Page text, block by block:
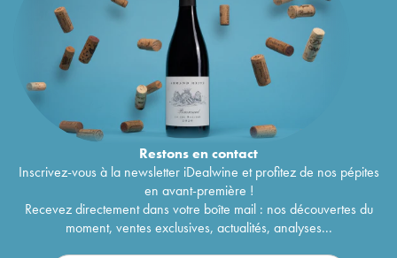
Restons encontact
Inscrivez-vous à la newsletter iDealwine et profitez de nos pépites
en avant-première !
Recevez directement dans votre boîte mail : nos découvertes du
moment, ventes exclusives, actualités, analyses...